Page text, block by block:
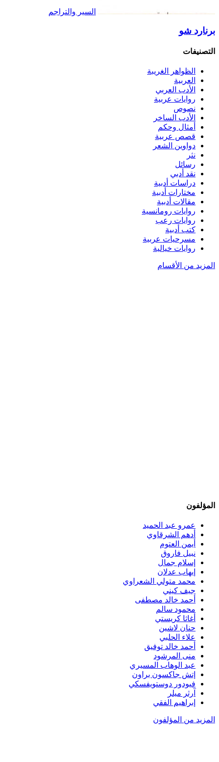
السير والتراجم
برنارد شو
التصنيفات
الظواهر الغريبة‏
العربية
الأدب العربي
روايات عربية
نصوص
الأدب الساخر
أمثال وحكم
قصص عربية
دواوين الشعر
نثر
رسائل
نقد أدبي
دراسات أدبية
مختارات أدبية
مقالات أدبية
روايات رومانسية
روايات رعب
كتب أدبية
مسرحيات عربية
روايات خيالية
المزيد من الأقسام
المؤلفون
عمرو عبد الحميد
أدهم الشرقاوي
أيمن العتوم
نبيل فاروق
إسلام جمال
إيهاب عدلان
محمد متولي الشعراوي
جيف كيني
أحمد خالد مصطفى
محمود سالم
أغاثا كريستي
حنان لاشين
علاء الحلبي
أحمد خالد توفيق
منى المرشود
عبد الوهاب المسيري
إتش جاكسون براون
فيودور دوستويفسكي
آرثر ميلر
إبراهيم الفقي
المزيد من المؤلفون